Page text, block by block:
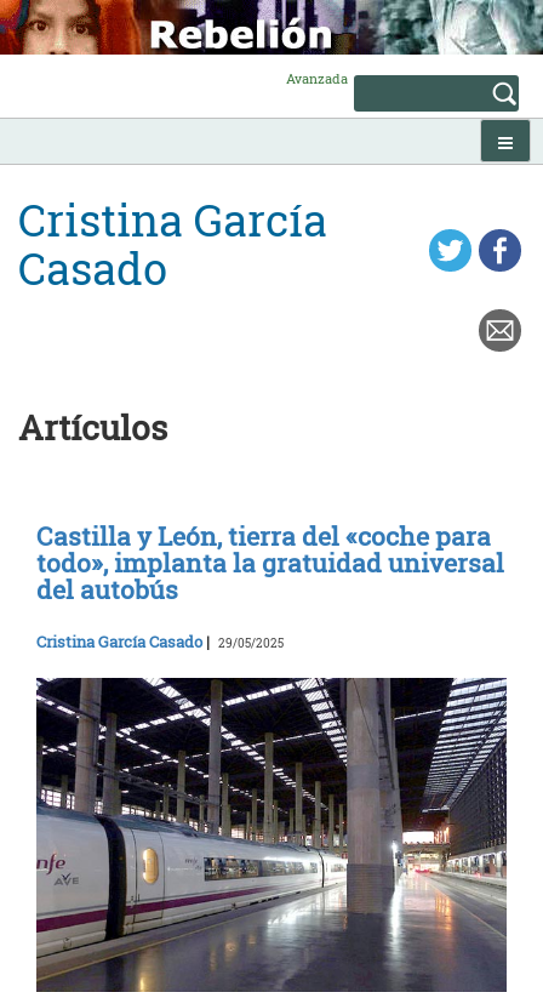
Skip
to
content
Avanzada
Cristina García
Casado
Artículos
Castilla y León, tierra del «coche para
todo», implanta la gratuidad universal
del autobús
Cristina García Casado| 29/05/2025